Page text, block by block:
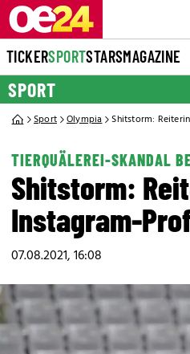
TICKERSPORTSTARSMAGAZINE
SPORT
Sport Olympia Shitstorm:
TIERQUÄLEREI-SKANDAL
Shitstorm:
Instagram-
07.08.2021, 16:08